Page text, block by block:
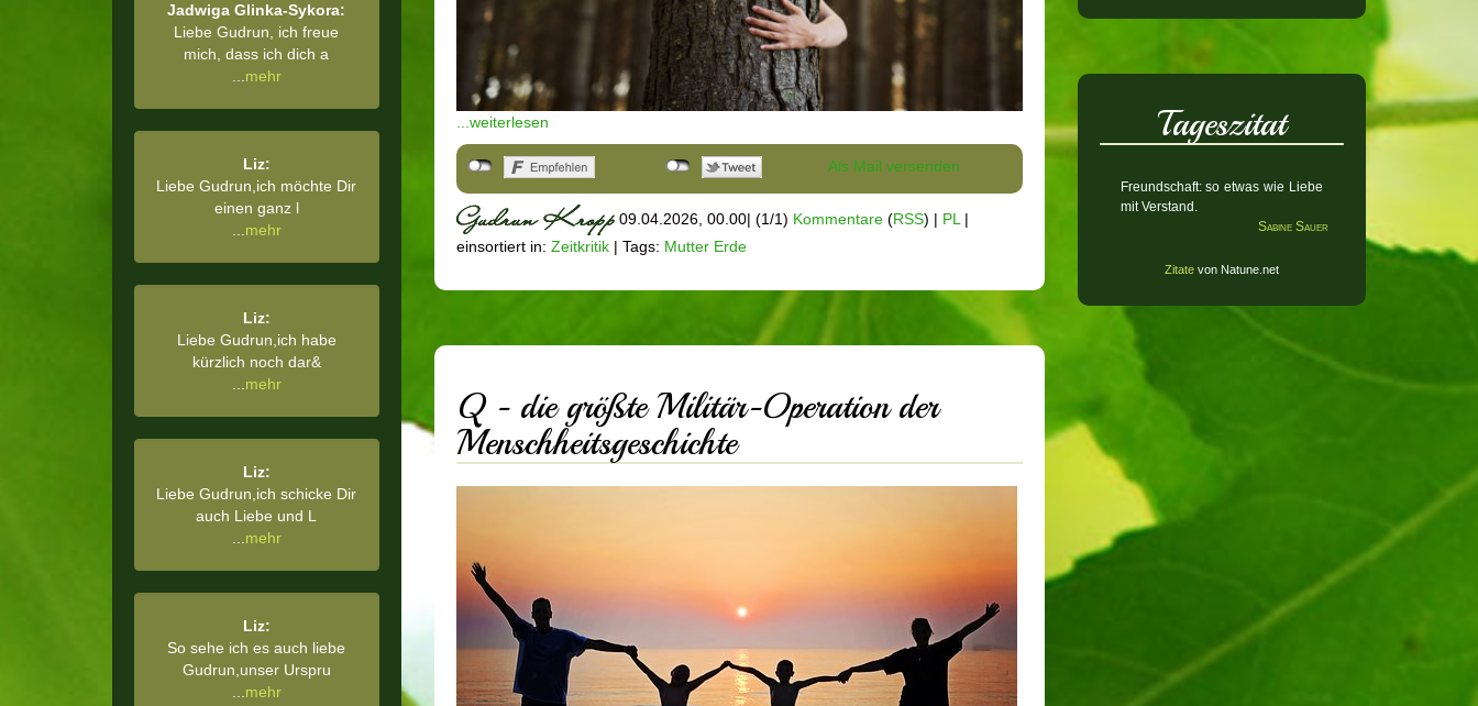
...weiterlesen
Als Mail versenden
09.04.2026, 00.00| (1/1) Kommentare(RSS) | PL |
einsortiert in: Zeitkritik| Tags: Mutter Erde
Q - die größte Militär-Operation der
Menschheitsgeschichte
Jadwiga Glinka-Sykora:
Liebe Gudrun, ich freue
mich, dass ich dich a
mehr
Liz:
Liebe Gudrun,ich möchte Dir
einen ganz l
mehr
Liz:
Liebe Gudrun,ich habe
kürzlich noch dar&
mehr
Liz:
Liebe Gudrun,ich schicke Dir
auch Liebe und L
mehr
Liz:
So sehe ich es auch liebe
Gudrun,unser Urspru
mehr
Tageszitat
Freundschaft: so etwas wie Liebe
mit Verstand.
Sabine Sauer
Zitatevon Natune.net